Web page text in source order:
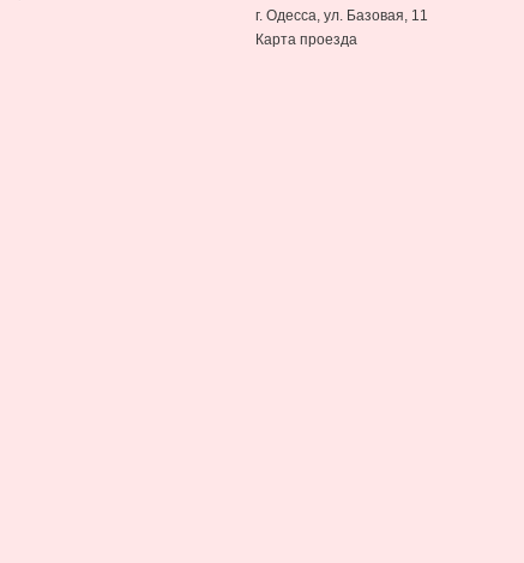
г. Одесса, ул. Базовая, 11
Карта проезда